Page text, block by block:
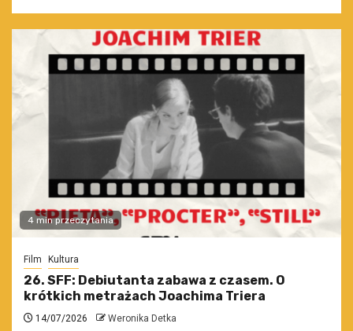
4 min przeczytania
Film Kultura
26. SFF: Debiutanta zabawa z czasem. O
krótkich metrażach Joachima Triera
14/07/2026 Weronika Detka